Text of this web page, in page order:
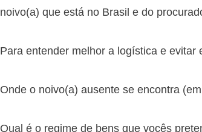
noivo(a) que está no Brasil e do
Para entender melhor a logística e evitar
Onde o noivo(a) ausente se encontra
Qual é o regime de bens que vocês